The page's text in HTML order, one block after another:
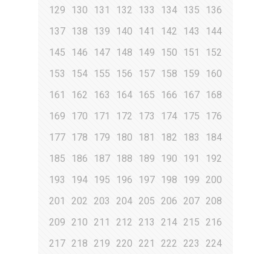
129
130 131 132 133 134 135
136
137 138 139 140 141 142 143
144
145
146 147 148 149 150 151
152
153
154 155 156 157 158 159
160
161
162 163 164 165 166 167 168
169
170 171 172 173 174 175
176
177 178 179 180 181 182 183
184
185
186 187 188 189 190 191
192
193
194 195 196 197 198 199 200
201
202 203 204 205 206 207 208
209 210 211 212 213 214 215 216
217 218 219 220 221 222 223
224